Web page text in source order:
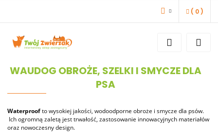
( 0 )
WAUDOG OBROŻE, SZELKI I SMYCZE DLA
PSA
Waterproofto wysokiej jakości, wodoodporne obroże i smycze dla psów.
Ich ogromną zaletą jest trwałość, zastosowanie innowacyjnych materiałów
oraz nowoczesny design.